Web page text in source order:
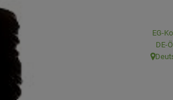
,
EG-
,DE-
,